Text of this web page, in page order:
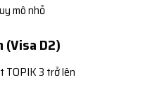
mô nhỏ
(Visa D2)
TOPIK 3 trở lên